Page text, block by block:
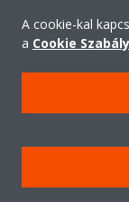
Kereskedelmi
A cookie-kal
a Cookie